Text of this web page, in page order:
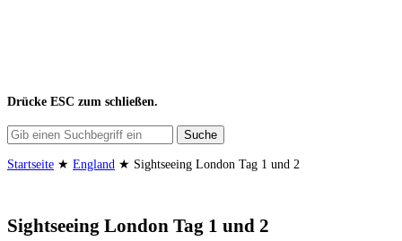
Drücke ESC zum schließen.
Suche
Startseite ★ England ★ Sightseeing London Tag 1 und 2
Sightseeing London Tag 1 und 2